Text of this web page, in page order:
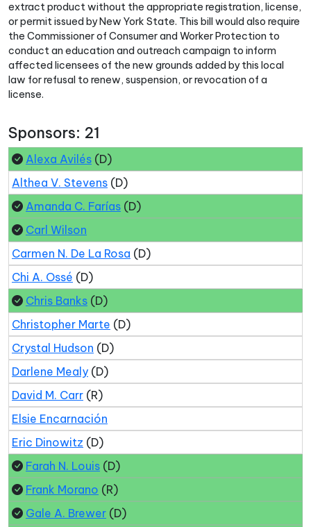
extract product without the appropriate registration, license,
or permit issued by New York State. This bill would also require
the Commissioner of Consumer and Worker Protection to
conduct an education and outreach campaign to inform
affected licensees of the new grounds added by this local
law for refusal to renew, suspension, or revocation of a
license.
Sponsors: 21
Alexa Avilés (D)
Althea V. Stevens (D)
Amanda C. Farías (D)
Carl Wilson
Carmen N. De La Rosa (D)
Chi A. Ossé (D)
Chris Banks (D)
Christopher Marte (D)
Crystal Hudson (D)
Darlene Mealy (D)
David M. Carr (R)
Elsie Encarnación
Eric Dinowitz (D)
Farah N. Louis (D)
Frank Morano (R)
Gale A. Brewer (D)